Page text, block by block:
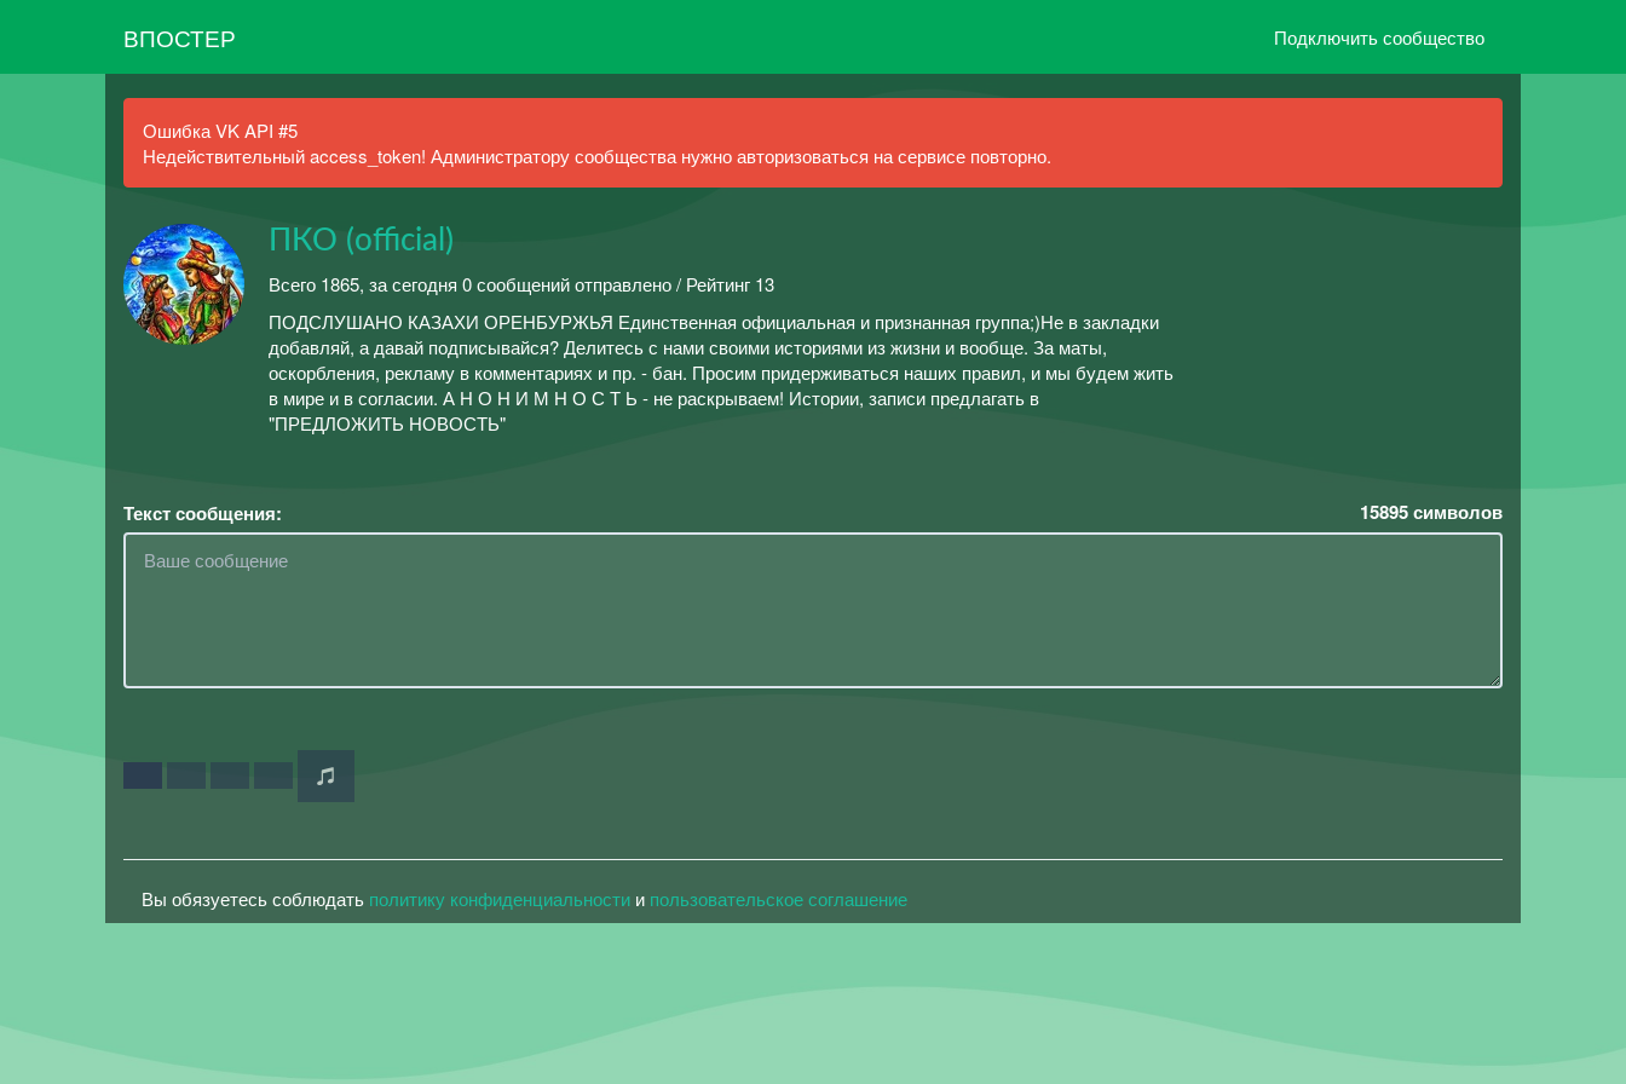
ВПОСТЕР Подключить сообщество
Ошибка VK API #5
Недействительный access_token! Администратору сообщества нужно авторизоваться на сервисе повторно.
ПКО (official)
Всего 1865, за сегодня 0 сообщений отправлено / Рейтинг 13
ПОДСЛУШАНО КАЗАХИ ОРЕНБУРЖЬЯ Единственная официальная и признанная группа;)Не в закладки
добавляй, а давай подписывайся? Делитесь с нами своими историями из жизни и вообще. За маты,
оскорбления, рекламу в комментариях и пр. - бан. Просим придерживаться наших правил, и мы будем жить
в мире и в согласии. А Н О Н И М Н О С Т Ь - не раскрываем! Истории, записи предлагать в
"ПРЕДЛОЖИТЬ НОВОСТЬ"
Текст сообщения: 15895символов
Вы обязуетесь соблюдать политику конфиденциальности и пользовательское соглашение